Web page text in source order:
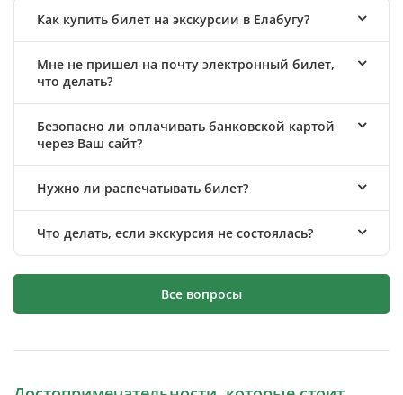
Как купить билет на экскурсии в Елабугу?
Мне не пришел на почту электронный билет,
что делать?
Безопасно ли оплачивать банковской картой
через Ваш сайт?
Нужно ли распечатывать билет?
Что делать, если экскурсия не состоялась?
Все вопросы